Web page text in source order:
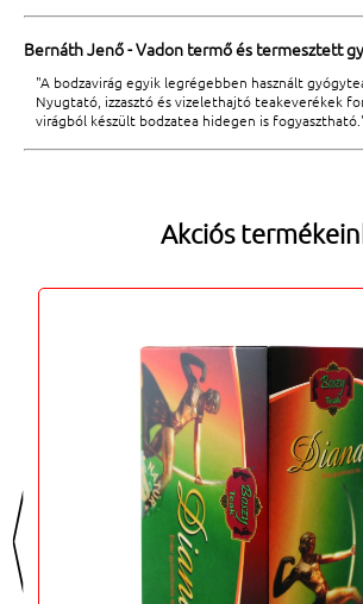
Bernáth Jenő - Vadon termő és termesztett
"A bodzavirág egyik legrégebben használt
Nyugtató, izzasztó és vizelethajtó teakeverékek
virágból készült bodzatea hidegen is
Akciós
<